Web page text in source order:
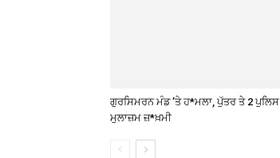
ਗੁਰਸਿਮਰਨ ਮੰਡ ’ਤੇ ਹ*ਮਲਾ, ਪੁੱਤਰ ਤੇ 2 ਪੁਲਿਸ
ਮੁਲਾਜ਼ਮ ਜ਼*ਖ਼ਮੀ